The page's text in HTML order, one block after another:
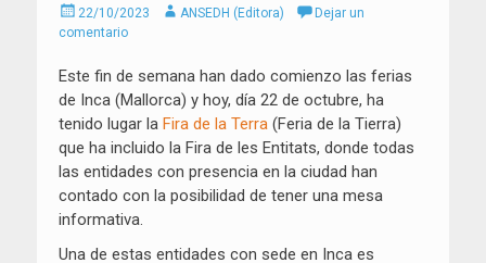
Enviado
el
22/10/2023 AutorANSEDH (Editora)
Dejar un
comentario
Este fin de semana han dado comienzo las ferias
de Inca (Mallorca) y hoy, día 22 de octubre, ha
tenido lugar la Fira de la Terra (Feria de la Tierra)
que ha incluido la Fira de les Entitats, donde todas
las entidades con presencia en la ciudad han
contado con la posibilidad de tener una mesa
informativa.
Una de estas entidades con sede en Inca es